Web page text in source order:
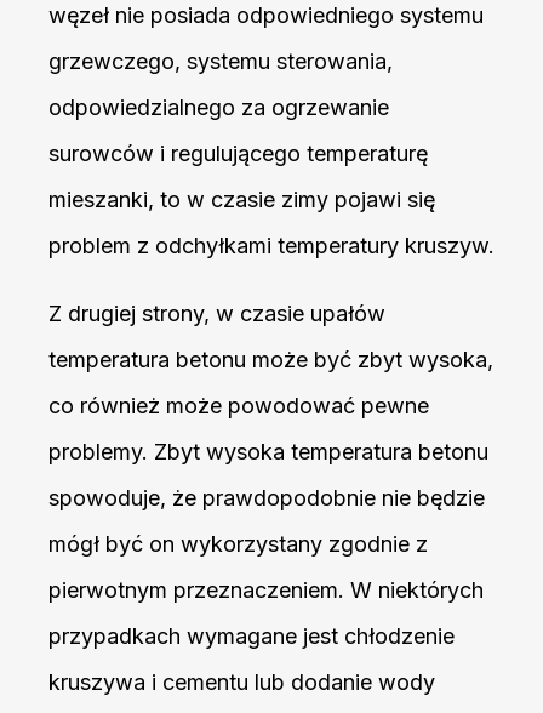
węzeł nie posiada odpowiedniego systemu
grzewczego, systemu sterowania,
odpowiedzialnego za ogrzewanie
surowców i regulującego temperaturę
mieszanki, to w czasie zimy pojawi się
problem z odchyłkami temperatury kruszyw.
Z drugiej strony, w czasie upałów
temperatura betonu może być zbyt wysoka,
co również może powodować pewne
problemy. Zbyt wysoka temperatura betonu
spowoduje, że prawdopodobnie nie będzie
mógł być on wykorzystany zgodnie z
pierwotnym przeznaczeniem. W niektórych
przypadkach wymagane jest chłodzenie
kruszywa i cementu lub dodanie wody